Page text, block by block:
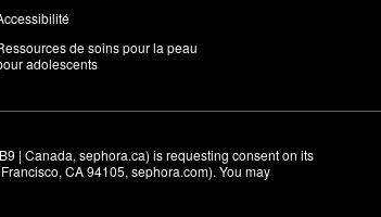
de soins pour la peau
adolescents
| Canada, sephora.ca) is requesting consent on its
CA 94105, sephora.com). You may